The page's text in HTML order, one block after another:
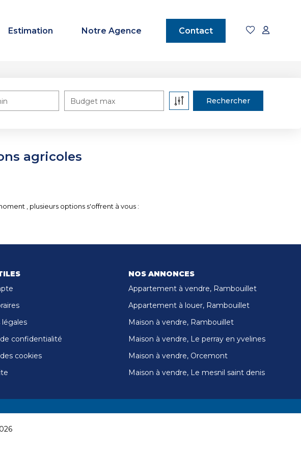
Estimation Notre Agence Contact
Budget max
agricoles
, plusieurs options s'offrent à vous :
confidentialité
cookies
NOS ANNONCES
Appartement à vendre, Rambouillet
Appartement à louer, Rambouillet
Maison à vendre, Rambouillet
Maison à vendre, Le perray en yvelines
Maison à vendre, Orcemont
Maison à vendre, Le mesnil saint denis